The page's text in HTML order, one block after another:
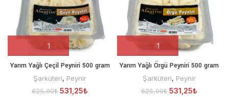
Yarım Yağlı Çeçil Peyniri 500 gram
Şarküteri, Peynir
625,00₺ 531,25₺
Yarım Yağlı Örgü Peyniri 500 gram
Şarküteri, Peynir
625,00₺ 531,25₺